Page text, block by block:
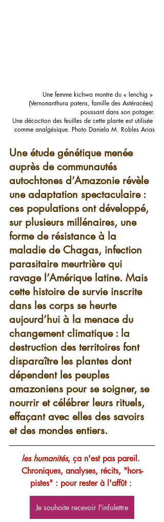
Une femme kichwa montre du « lenchig »
(Vernonanthura patens, famille des Astéracées)
poussant dans son potager.
Une décoction des feuilles de cette plante est utilisée
comme analgésique. Photo Daniela M. Robles Arias
Une étude génétique menée
auprès de communautés
autochtones d’Amazonie révèle
une adaptation spectaculaire :
ces populations ont développé,
sur plusieurs millénaires, une
forme de résistance à la
maladie de Chagas, infection
parasitaire meurtrière qui
ravage l’Amérique latine. Mais
cette histoire de survie inscrite
dans les corps se heurte
aujourd’hui à la menace du
changement climatique : la
destruction des territoires font
disparaître les plantes dont
dépendent les peuples
amazoniens pour se soigner, se
nourrir et célébrer leurs rituels,
effaçant avec elles des savoirs
et des mondes entiers.
les humanités, ça n'est pas pareil.
Chroniques, analyses, récits, "hors-
pistes" : pour rester à l'affût :
Je souhaite recevoir l'infolettre